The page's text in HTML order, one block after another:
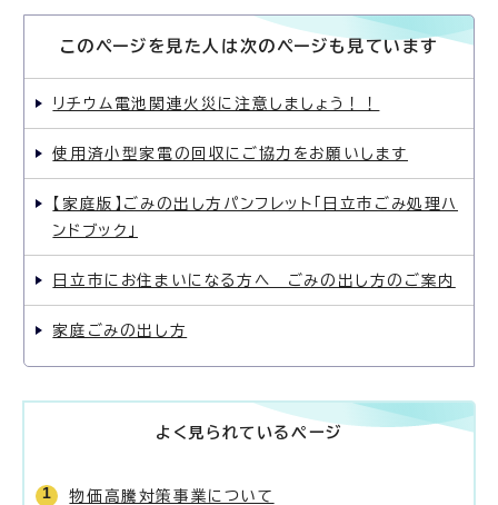
このページを見た人は次のページも見ています
リチウム電池関連火災に注意しましょう！！
使用済小型家電の回収にご協力をお願いします
【家庭版】ごみの出し方パンフレット「日立市ごみ処理ハ
ンドブック」
日立市にお住まいになる方へ ごみの出し方のご案内
家庭ごみの出し方
よく見られているページ
物価高騰対策事業について